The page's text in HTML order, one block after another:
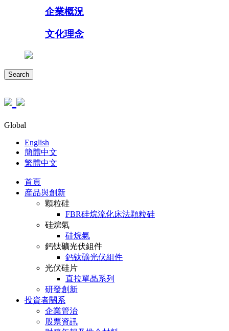
企業概況
文化理念
Search
Global
English
簡體中文
繁體中文
首頁
産品與創新
顆粒硅
FBR硅烷流化床法顆粒硅
硅烷氣
硅烷氣
鈣钛礦光伏組件
鈣钛礦光伏組件
光伏硅片
直拉單晶系列
研發創新
投資者關系
企業管治
股票資訊